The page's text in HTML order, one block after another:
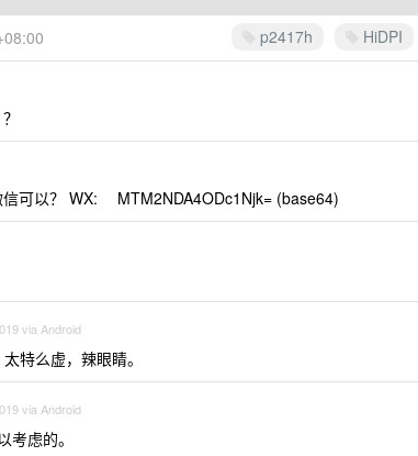
p2417h HiDPI
信可以？ WX: MTM2NDA4ODc1Njk= (base64)
via Android
特么虚，辣眼睛。
via Android
考虑的。